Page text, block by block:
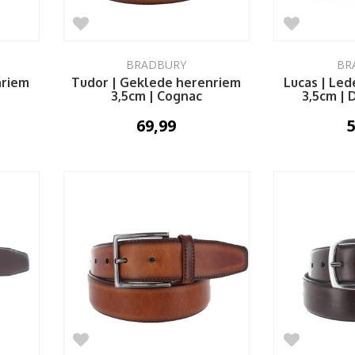
BRADBURY
Tudor | Geklede herenriem
3,5cm | Cognac
69,99
Lucas |
3,5cm |